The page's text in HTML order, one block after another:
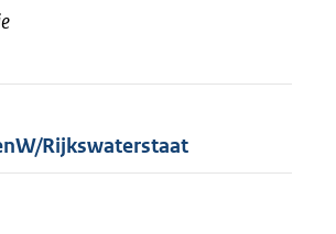
Rijkswaterstaat